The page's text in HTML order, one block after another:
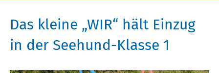
Das kleine „WIR“ hält Einzug
in der Seehund-Klasse 1